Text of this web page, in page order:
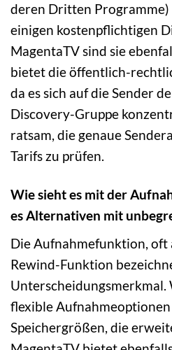
deren Dritten
einigen kostenpflichtigen
MagentaTV sind sie
bietet die öffentlich-
da es sich auf die Sender
Discovery-Gruppe
ratsam, die genaue
Tarifs zu prüfen.
Wie sieht es mit der
es Alternativen mit
Die Aufnahmefunktion, oft
Rewind-Funktion
Unterscheidungsmerkmal.
flexible
Speichergrößen, die